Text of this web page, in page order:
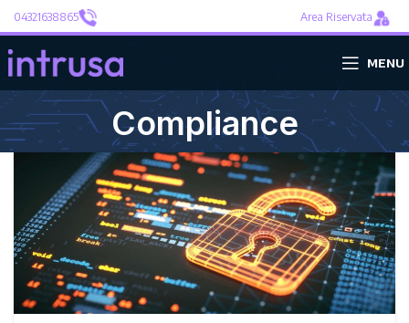
04321638865 Area Riservata
MENU
Compliance